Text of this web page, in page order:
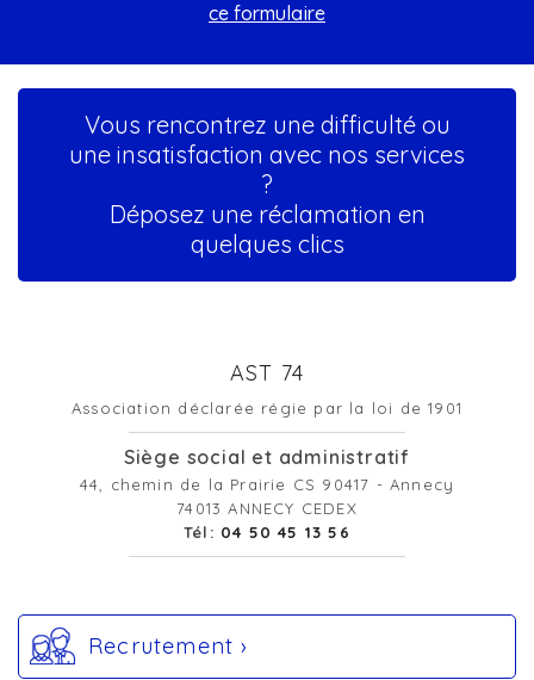
ce formulaire
Vous rencontrez une difficulté ou
une insatisfaction avec nos services
?
Déposez une réclamation en
quelques clics
AST 74
Association déclarée régie par la loi de 1901
Siège social et administratif
44, chemin de la Prairie CS 90417 - Annecy
74013 ANNECY CEDEX
Tél: 04 50 45 13 56
Recrutement ›